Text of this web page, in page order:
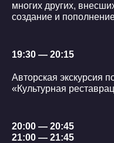
многих других,
создание и
19:30 — 20:15
Авторская экскурсия
«Культурная
20:00 — 20:45
21:00 — 21:45